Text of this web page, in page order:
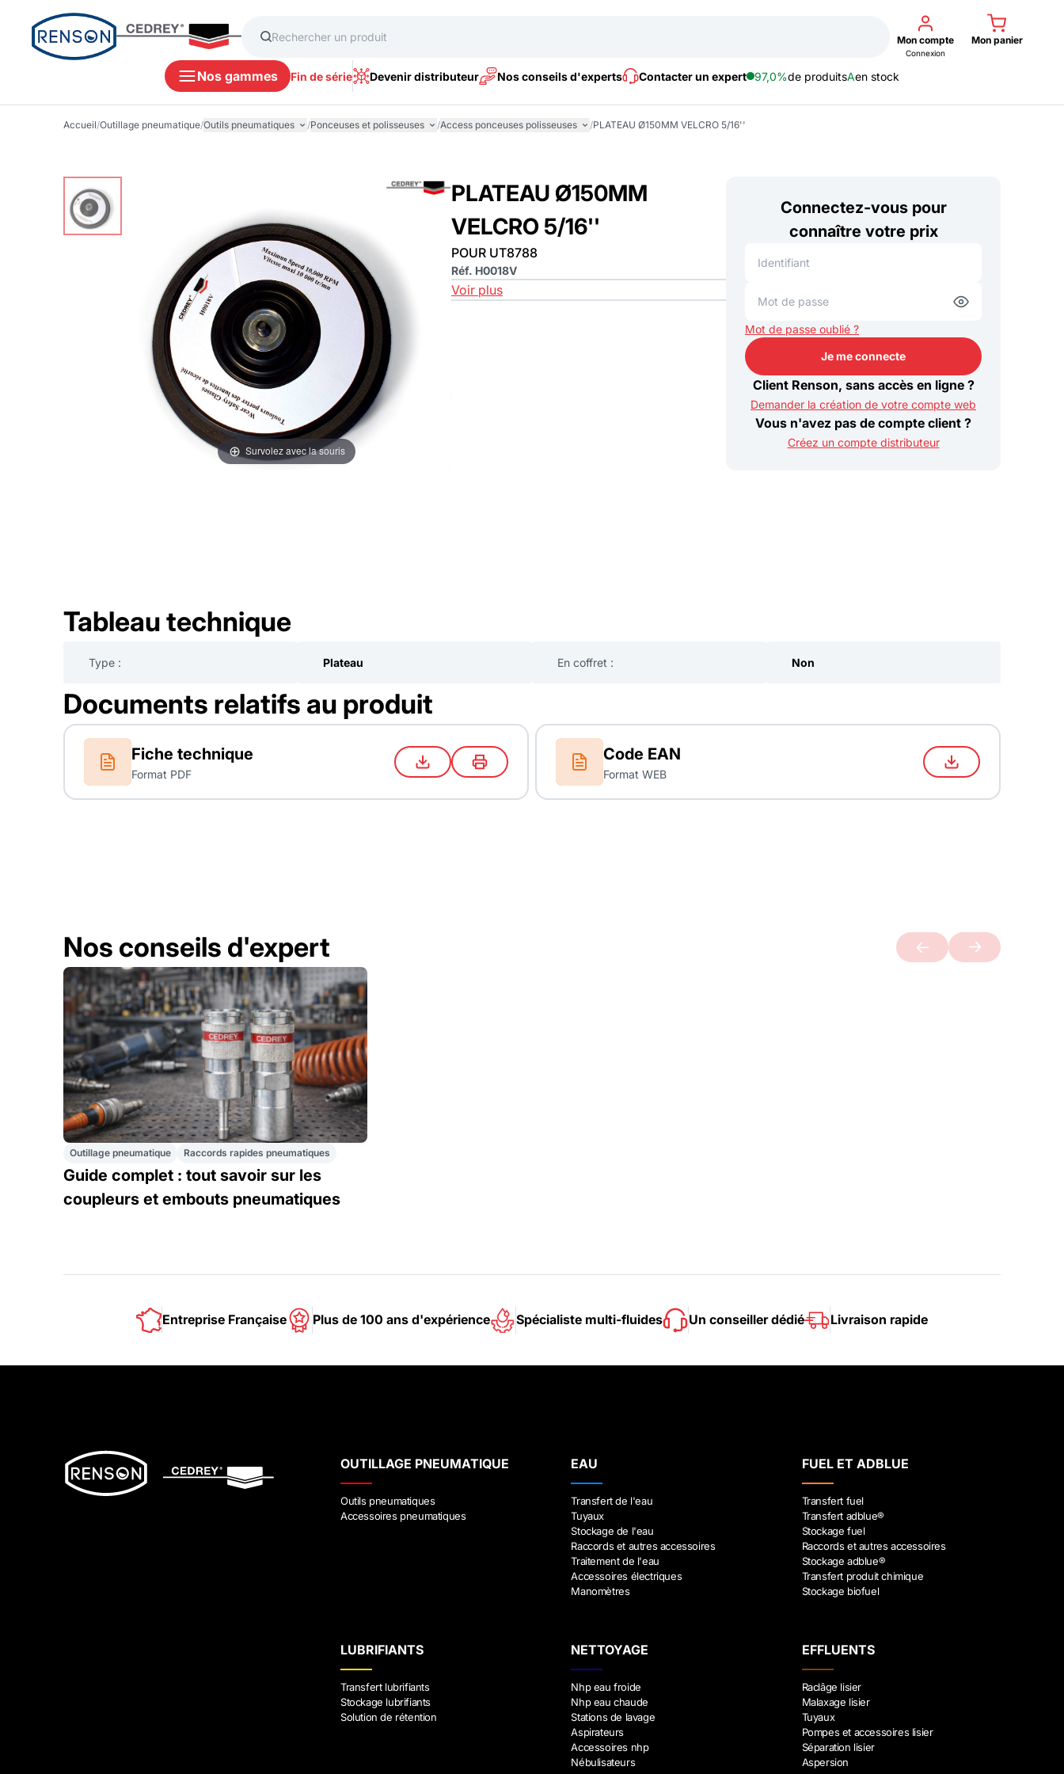
Mon compte
Connexion
Mon panier
Nos gammes Fin de série Devenir distributeur Nos conseils d'experts Contacter un expert 97,0%de produitsAen stock
Accueil/Outillage pneumatique/Outils pneumatiques /Ponceuses et polisseuses /Access ponceuses polisseuses /PLATEAU Ø150MM VELCRO 5/16''
Survolez avec la souris
PLATEAU Ø150MM
VELCRO 5/16''
POUR UT8788
Réf. H0018V
Voir plus
Connectez-vous pour
connaître votre prix
Mot de passe oublié ?
Je me connecte
Client Renson, sans accès en ligne ?
Demander la création de votre compte web
Vous n'avez pas de compte client ?
Créez un compte distributeur
Tableau technique
Type : Plateau En coffret : Non
Documents relatifs au produit
Fiche technique
Format PDF
Code EAN
Format WEB
Nos conseils d'expert
Outillage pneumatique Raccords rapides pneumatiques
Guide complet : tout savoir sur les
coupleurs et embouts pneumatiques
Entreprise Française Plus de 100 ans d'expérience Spécialiste multi-fluides Un conseiller dédié Livraison rapide
OUTILLAGE PNEUMATIQUE
Outils pneumatiques
Accessoires pneumatiques
EAU
Transfert de l'eau
Tuyaux
Stockage de l'eau
Raccords et autres accessoires
Traitement de l'eau
Accessoires électriques
Manomètres
FUEL ET ADBLUE
Transfert fuel
Transfert adblue®
Stockage fuel
Raccords et autres accessoires
Stockage adblue®
Transfert produit chimique
Stockage biofuel
LUBRIFIANTS
Transfert lubrifiants
Stockage lubrifiants
Solution de rétention
NETTOYAGE
Nhp eau froide
Nhp eau chaude
Stations de lavage
Aspirateurs
Accessoires nhp
Nébulisateurs
EFFLUENTS
Raclâge lisier
Malaxage lisier
Tuyaux
Pompes et accessoires lisier
Séparation lisier
Aspersion